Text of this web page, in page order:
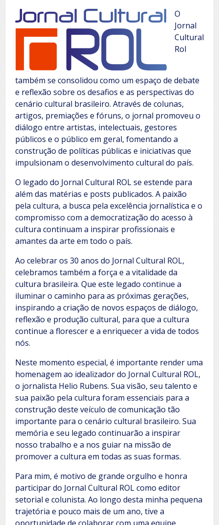
O
Jornal
Cultural
Rol
também se consolidou como um espaço de debate
e reflexão sobre os desafios e as perspectivas do
cenário cultural brasileiro. Através de colunas,
artigos, premiações e fóruns, o jornal promoveu o
diálogo entre artistas, intelectuais, gestores
públicos e o público em geral, fomentando a
construção de políticas públicas e iniciativas que
impulsionam o desenvolvimento cultural do país.
O legado do Jornal Cultural ROL se estende para
além das matérias e posts publicados. A paixão
pela cultura, a busca pela excelência jornalística e o
compromisso com a democratização do acesso à
cultura continuam a inspirar profissionais e
amantes da arte em todo o país.
Ao celebrar os 30 anos do Jornal Cultural ROL,
celebramos também a força e a vitalidade da
cultura brasileira. Que este legado continue a
iluminar o caminho para as próximas gerações,
inspirando a criação de novos espaços de diálogo,
reflexão e produção cultural, para que a cultura
continue a florescer e a enriquecer a vida de todos
nós.
Neste momento especial, é importante render uma
homenagem ao idealizador do Jornal Cultural ROL,
o jornalista Helio Rubens. Sua visão, seu talento e
sua paixão pela cultura foram essenciais para a
construção deste veículo de comunicação tão
importante para o cenário cultural brasileiro. Sua
memória e seu legado continuarão a inspirar
nosso trabalho e a nos guiar na missão de
promover a cultura em todas as suas formas.
Para mim, é motivo de grande orgulho e honra
participar do Jornal Cultural ROL como editor
setorial e colunista. Ao longo desta minha pequena
trajetória e pouco mais de um ano, tive a